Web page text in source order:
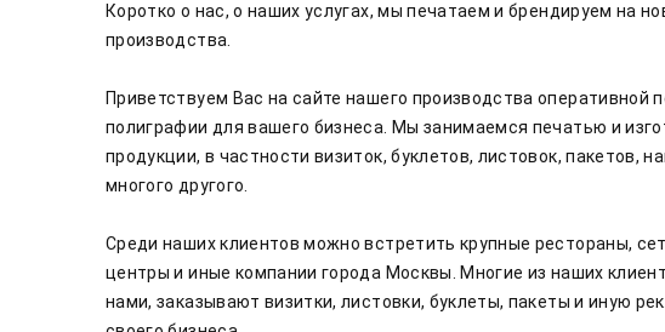
Коротко о нас, о наших услугах, мы печатаем и брендируем на
производства.
Приветствуем Вас на сайте нашего производства оперативной
полиграфии для вашего бизнеса. Мы занимаемся печатью и
продукции, в частности визиток, буклетов, листовок, пакетов,
многого другого.
Среди наших клиентов можно встретить крупные рестораны,
центры и иные компании города Москвы. Многие из наших
нами, заказывают визитки, листовки, буклеты, пакеты и иную